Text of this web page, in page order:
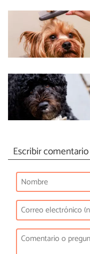
Escribir comentario